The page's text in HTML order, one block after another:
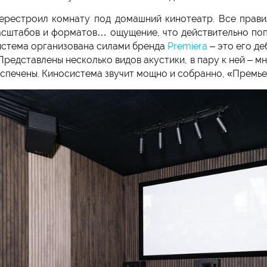
комнату под домашний кинотеатр. Все
и форматов… ощущение, что действительно
организована силами бренда Premiera – это его
несколько видов акустики, в пару к ней –
Киносистема звучит мощно и собранно,